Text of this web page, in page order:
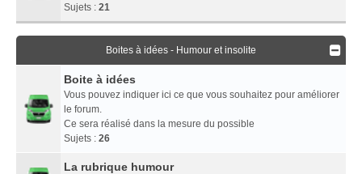
Sujets : 21
Boites à idées - Humour et insolite
Boite à idées
Vous pouvez indiquer ici ce que vous souhaitez pour améliorer
le forum.
Ce sera réalisé dans la mesure du possible
Sujets : 26
La rubrique humour